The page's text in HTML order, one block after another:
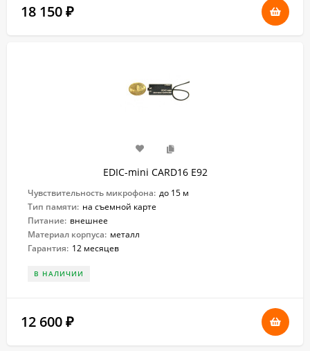
18 150 ₽
EDIC-mini CARD16 E92
Чувствительность микрофона: до 15 м
Тип памяти: на съемной карте
Питание: внешнее
Материал корпуса: металл
Гарантия: 12 месяцев
В НАЛИЧИИ
12 600 ₽